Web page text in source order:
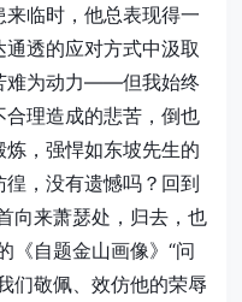
临时，他总表现得一
透的应对方式中汲取
难为动力——但我始终
理造成的悲苦，倒也
，强悍如东坡先生的
，没有遗憾吗？回到
向来萧瑟处，归去，也
《自题金山画像》“问
们敬佩、效仿他的荣辱